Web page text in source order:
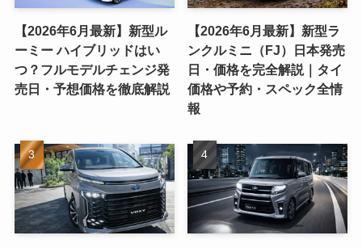
【2026年6月最新】新型ル
ーミー ハイブリッドはい
つ？フルモデルチェンジ発
売日・予想価格を徹底解説
【2026年6月最新】新型ラ
ンクルミニ（FJ）日本発売
日・価格を完全解説｜タイ
価格や予約・スペック全情
報